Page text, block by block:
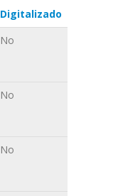
Digitalizado
No
No
No